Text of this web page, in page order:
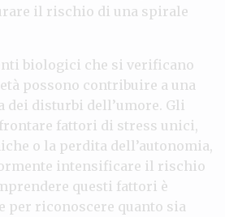
il rischio di una spirale
biologici che si verificano
possono contribuire a una
dei disturbi dell’umore. Gli
fattori di stress unici,
o la perdita dell’autonomia,
intensificare il rischio
questi fattori è
per riconoscere quanto sia